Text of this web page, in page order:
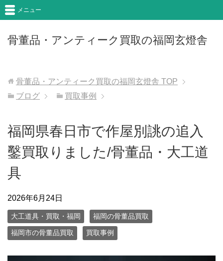
骨董品・アンティーク買取の福岡玄燈舎
メニュー
骨董品・アンティーク買取の福岡玄燈舎 TOP
ブログ
買取事例
福岡県春日市で作屋別誂の追入
鑿買取りました/骨董品・大工道
具
2026年6月24日
大工道具・買取・福岡 福岡の骨董品買取
福岡市の骨董品買取 買取事例